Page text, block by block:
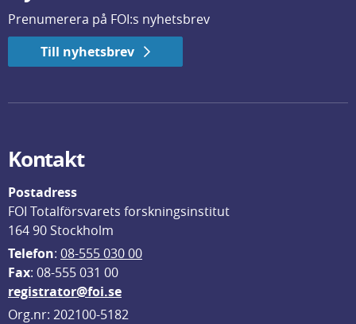
Prenumerera på FOI:s nyhetsbrev
Till nyhetsbrev
Kontakt
Postadress
FOI Totalförsvarets forskningsinstitut
164 90 Stockholm
Telefon: 08-555 030 00
Fax: 08-555 031 00
registrator@foi.se
Org.nr: 202100-5182